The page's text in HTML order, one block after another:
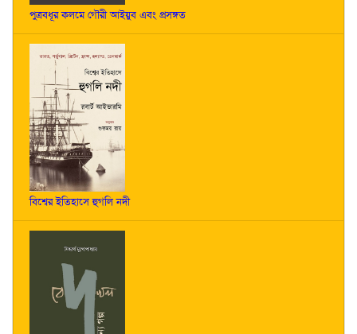
পুত্রবধূর কলমে গৌরী আইয়ুব এবং প্রসঙ্গত
বিশ্বের ইতিহাসে হুগলি নদী